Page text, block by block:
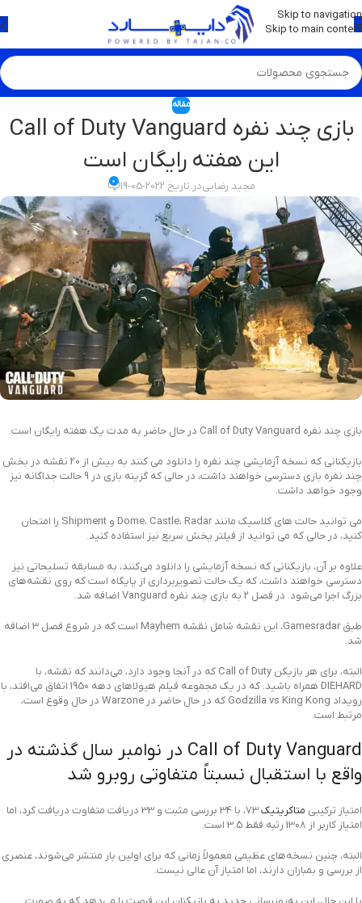
Skip to navigation
Skip to main content
💡برچسب و اسکین کنسول ها بروز شد . . . اینجا کیک کن !
مقاله
بازی چند نفره Call of Duty Vanguard
این هفته رایگان است
مجید رضاییدر تاریخ 2022-05-19 0
بازی چند نفره Call of Duty Vanguard در حال حاضر به مدت یک هفته رایگان است.
بازیکنانی که نسخه آزمایشی چند نفره را دانلود می کنند به بیش از 20 نقشه در بخش
چند نفره بازی دسترسی خواهند داشت، در حالی که گزینه بازی در 9 حالت جداگانه نیز
وجود خواهد داشت.
می توانید حالت های کلاسیک مانند Dome، Castle، Radar و Shipment را امتحان
کنید، در حالی که می توانید از فیلتر پخش سریع نیز استفاده کنید.
علاوه بر آن، بازیکنانی که نسخه آزمایشی را دانلود می‌کنند، به مسابقه تسلیحاتی نیز
دسترسی خواهند داشت، که یک حالت تصویربرداری از پایگاه است که روی نقشه‌های
بزرگ اجرا می‌شود. در فصل 2 به بازی چند نفره Vanguard اضافه شد.
طبق Gamesradar، این نقشه شامل نقشه Mayhem است که در شروع فصل 3 اضافه
شد.
البته، برای هر بازیکن Call of Duty که در آنجا وجود دارد، می‌دانند که نقشه، با
DIEHARD همراه باشید. که در یک مجموعه فیلم هیولاهای دهه 1950 اتفاق می‌افتد، با
رویداد Godzilla vs King Kong که در حال حاضر در Warzone در حال وقوع است،
مرتبط است.
Call of Duty Vanguard در نوامبر سال گذشته در
واقع با استقبال نسبتاً متفاوتی روبرو شد
امتیاز ترکیبی متاکریتیک
73، با 34 بررسی مثبت و 33 دریافت متفاوت دریافت کرد، اما
امتیاز کاربر از 1308 رتبه فقط 3.5 است.
البته، چنین نسخه‌های عظیمی معمولاً زمانی که برای اولین بار منتشر می‌شوند، عنصری
از بررسی و بمباران دارند، اما امتیاز آن عالی نیست.